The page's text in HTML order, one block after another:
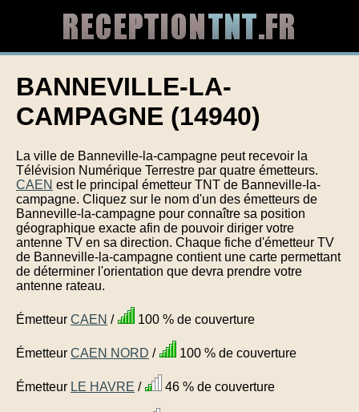
BANNEVILLE-LA-
CAMPAGNE (14940)
La ville de Banneville-la-campagne peut recevoir la
Télévision Numérique Terrestre par quatre émetteurs.
CAEN est le principal émetteur TNT de Banneville-la-
campagne. Cliquez sur le nom d'un des émetteurs de
Banneville-la-campagne pour connaître sa position
géographique exacte afin de pouvoir diriger votre
antenne TV en sa direction. Chaque fiche d'émetteur TV
de Banneville-la-campagne contient une carte permettant
de déterminer l'orientation que devra prendre votre
antenne rateau.
Émetteur CAEN / 100 % de couverture
Émetteur CAEN NORD / 100 % de couverture
Émetteur LE HAVRE / 46 % de couverture